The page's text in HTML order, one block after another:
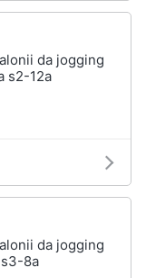
da jogging
s2-12a
da jogging
s3-8a